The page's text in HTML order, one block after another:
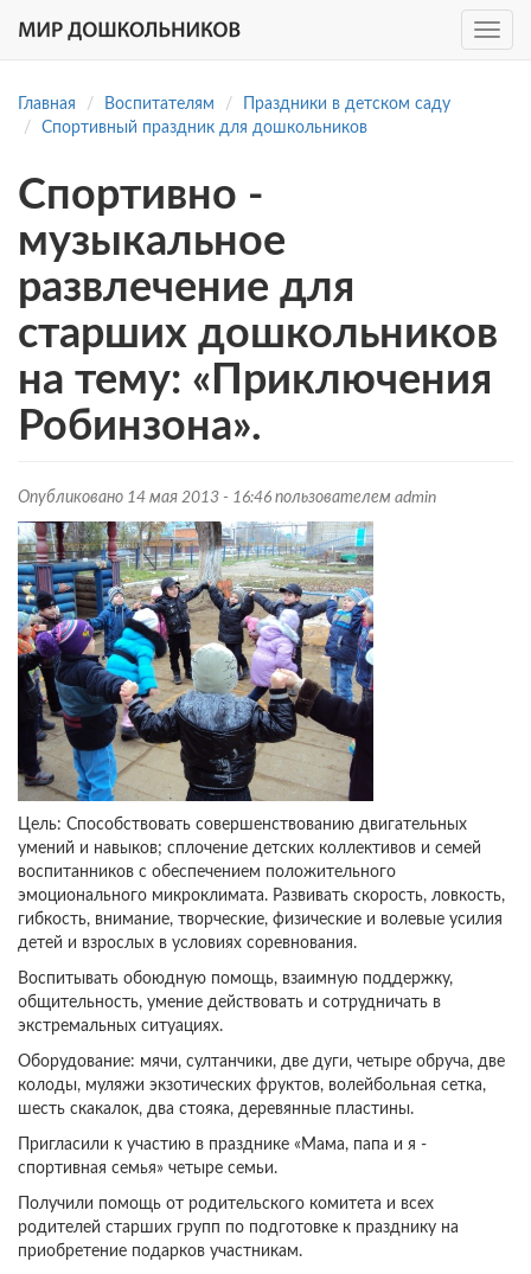
основному
Toggle
Главная Воспитателям
Праздники в детском саду
Спортивный праздник для дошкольников
Спортивно -
музыкальное
развлечение для
старших дошкольников
на тему: «Приключения
Робинзона».
Опубликовано 14 мая 2013 - 16:46 пользователем admin
Цель: Способствовать совершенствованию двигательных
умений и навыков; сплочение детских коллективов и семей
воспитанников с обеспечением положительного
эмоционального микроклимата. Развивать скорость, ловкость,
гибкость, внимание, творческие, физические и волевые усилия
детей и взрослых в условиях соревнования.
Воспитывать обоюдную помощь, взаимную поддержку,
общительность, умение действовать и сотрудничать в
экстремальных ситуациях.
Оборудование: мячи, султанчики, две дуги, четыре обруча, две
колоды, муляжи экзотических фруктов, волейбольная сетка,
шесть скакалок, два стояка, деревянные пластины.
Пригласили к участию в празднике «Мама, папа и я -
спортивная семья» четыре семьи.
Получили помощь от родительского комитета и всех
родителей старших групп по подготовке к празднику на
приобретение подарков участникам.